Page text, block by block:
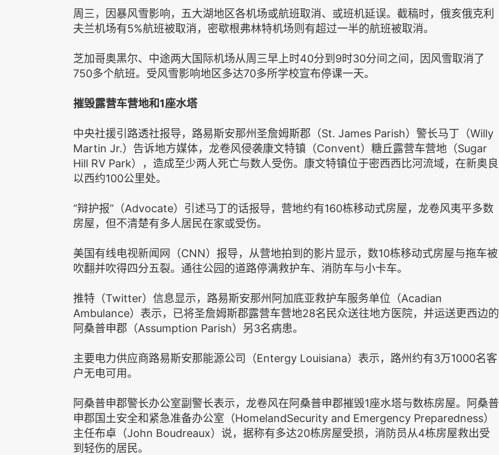
周三，因暴风雪影响，五大湖地区各机场或航班取消、或班机延误。截稿时，俄亥俄克利
夫兰机场有5%航班被取消，密歇根弗林特机场则有超过一半的航班被取消。
芝加哥奥黑尔、中途两大国际机场从周三早上时40分到9时30分间之间，因风雪取消了
750多个航班。受风雪影响地区多达70多所学校宣布停课一天。
摧毁露营车营地和1座水塔
中央社援引路透社报导，路易斯安那州圣詹姆斯郡（St. James Parish）警长马丁（Willy
Martin Jr.）告诉地方媒体，龙卷风侵袭康文特镇（Convent）糖丘露营车营地（Sugar
Hill RV Park），造成至少两人死亡与数人受伤。康文特镇位于密西西比河流域，在新奥良
以西约100公里处。
“辩护报”（Advocate）引述马丁的话报导，营地约有160栋移动式房屋，龙卷风夷平多数
房屋，但不清楚有多人居民在家或受伤。
美国有线电视新闻网（CNN）报导，从营地拍到的影片显示，数10栋移动式房屋与拖车被
吹翻并吹得四分五裂。通往公园的道路停满救护车、消防车与小卡车。
推特（Twitter）信息显示，路易斯安那州阿加底亚救护车服务单位（Acadian
Ambulance）表示，已将圣詹姆斯郡露营车营地28名民众送往地方医院，并运送更西边的
阿桑普申郡（Assumption Parish）另3名病患。
主要电力供应商路易斯安那能源公司（Entergy Louisiana）表示，路州约有3万1000名客
户无电可用。
阿桑普申郡警长办公室副警长表示，龙卷风在阿桑普申郡摧毁1座水塔与数栋房屋。阿桑普
申郡国土安全和紧急准备办公室（HomelandSecurity and Emergency Preparedness）
主任布卓（John Boudreaux）说，据称有多达20栋房屋受损，消防员从4栋房屋救出受
到轻伤的居民。